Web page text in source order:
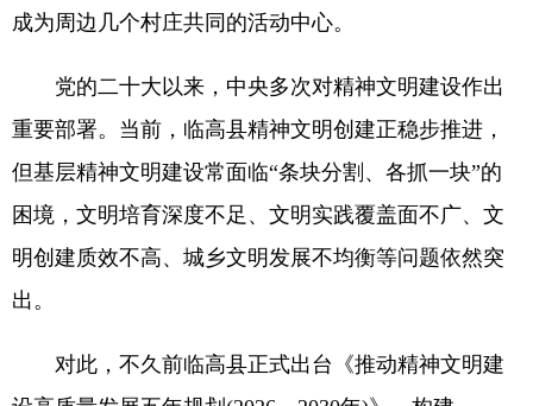
成为周边几个村庄共同的活动中心。
党的二十大以来，中央多次对精神文明建设作出
重要部署。当前，临高县精神文明创建正稳步推进，
但基层精神文明建设常面临“条块分割、各抓一块”的
困境，文明培育深度不足、文明实践覆盖面不广、文
明创建质效不高、城乡文明发展不均衡等问题依然突
出。
对此，不久前临高县正式出台《推动精神文明建